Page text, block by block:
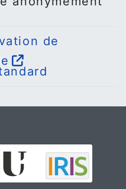
de